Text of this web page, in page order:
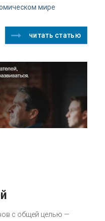
мире
читать статью
с общей целью —